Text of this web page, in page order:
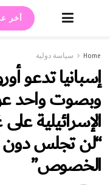
أخر
Home سياسة دولية
إسبانيا تدعو
وبصوت واحد
الإسرائيلية
“لن تجلس دون
الخصوص”